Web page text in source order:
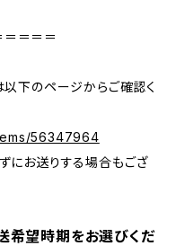
＝＝＝
以下のページからご確認く
56347964
にお送りする場合もござ
希望時期をお選びくだ